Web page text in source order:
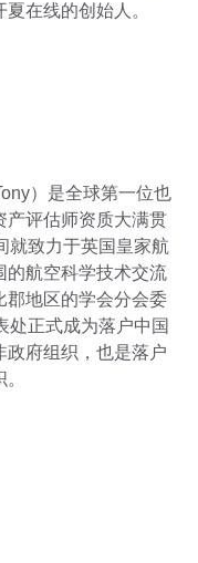
在线的创始人。
）是全球第一位也
产评估师资质大满贯
就致力于英国皇家航
的航空科学技术交流
郡地区的学会分会委
处正式成为落户中国
政府组织，也是落户